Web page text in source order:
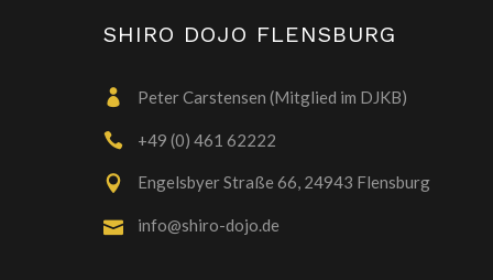
SHIRO DOJO FLENSBURG
Peter Carstensen (Mitglied im DJKB)
+49 (0) 461 62222
Engelsbyer Straße 66, 24943 Flensburg
info@shiro-dojo.de